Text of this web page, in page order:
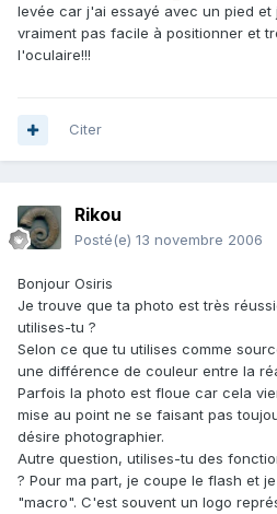
levée car j'ai essayé avec un pied
vraiment pas facile à positionner et
l'oculaire!!!
Citer
Rikou
Posté(e) 13 novembre 2006
Bonjour Osiris
Je trouve que ta photo est très
utilises-tu ?
Selon ce que tu utilises comme
une différence de couleur entre la
Parfois la photo est floue car cela
mise au point ne se faisant pas
désire photographier.
Autre question, utilises-tu des
? Pour ma part, je coupe le flash et
"macro". C'est souvent un logo